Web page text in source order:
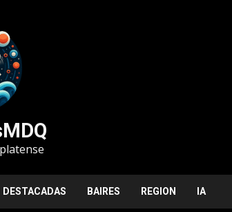
DESTACADAS BAIRES REGION IA